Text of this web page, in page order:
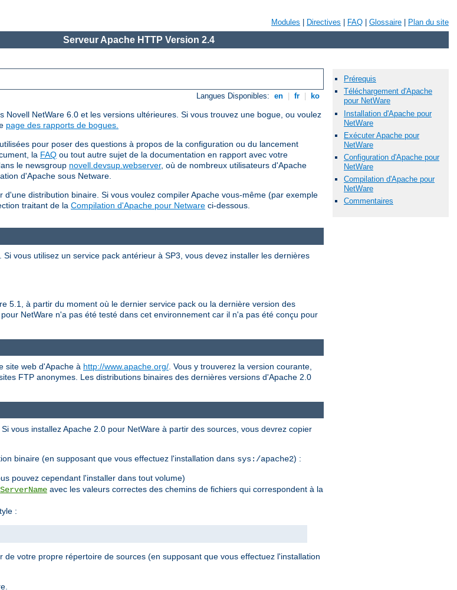
Modules Directives FAQ Glossaire Plan du site
Serveur Apache HTTP Version 2.4
Langues Disponibles: en fr ko
NetWare 6.0 et les versions ultérieures. Si vous trouvez une bogue, ou voulez
page des rapports de bogues.
pour poser des questions à propos de la configuration ou du lancement
la FAQ ou tout autre sujet de la documentation en rapport avec votre
le newsgroup novell.devsup.webserver, où de nombreux utilisateurs d'Apache
d'Apache sous Netware.
distribution binaire. Si vous voulez compiler Apache vous-même (par exemple
traitant de la Compilation d'Apache pour Netware ci-dessous.
Prérequis
Téléchargement d'Apache
pour NetWare
Installation d'Apache pour
NetWare
Exécuter Apache pour
NetWare
Configuration d'Apache pour
NetWare
Compilation d'Apache pour
NetWare
Commentaires
vous utilisez un service pack antérieur à SP3, vous devez installer les dernières
5.1, à partir du moment où le dernier service pack ou la dernière version des
NetWare n'a pas été testé dans cet environnement car il n'a pas été conçu pour
site web d'Apache à http://www.apache.org/ . Vous y trouverez la version courante,
FTP anonymes. Les distributions binaires des dernières versions d'Apache 2.0
vous installez Apache 2.0 pour NetWare à partir des sources, vous devrez copier
binaire (en supposant que vous effectuez l'installation dans sys:/apache2) :
pouvez cependant l'installer dans tout volume)
ServerName avec les valeurs correctes des chemins de fichiers qui correspondent à la
:
votre propre répertoire de sources (en supposant que vous effectuez l'installation